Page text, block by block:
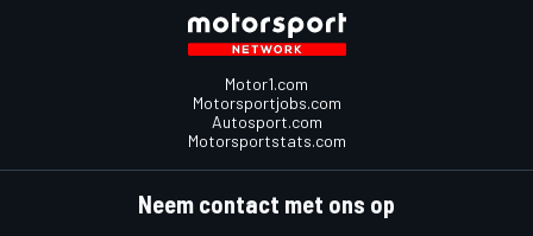
Motor1.com
Motorsportjobs.com
Autosport.com
Motorsportstats.com
Neem contact met ons op